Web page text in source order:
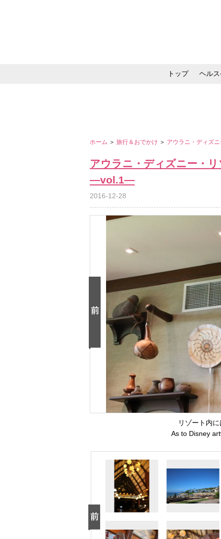
トップ ヘル
ホーム ＞ 旅行＆おでかけ ＞ アウラニ・ディズ
アウラニ・ディズニー・
―vol.1―
2016-12-28
リゾート内
As to Disney